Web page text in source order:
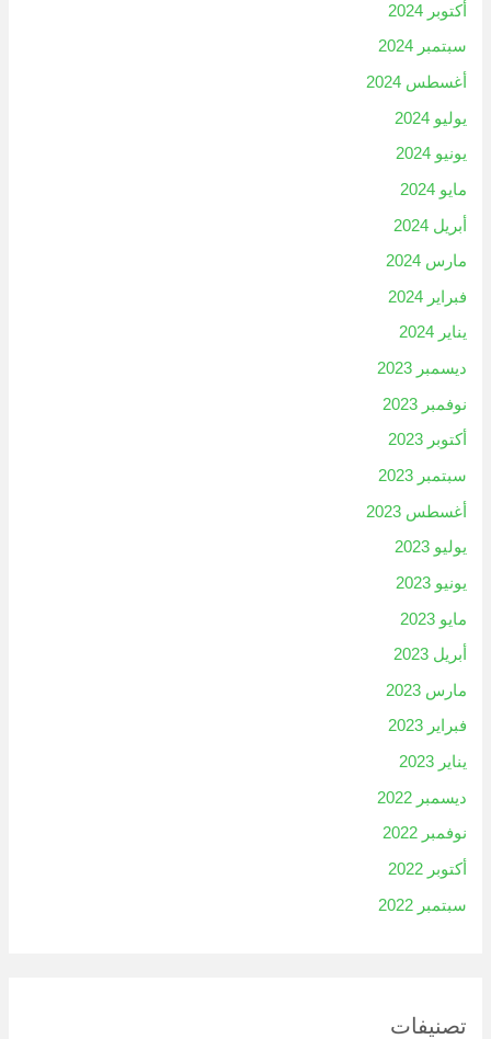
أكتوبر 2024
سبتمبر 2024
أغسطس 2024
يوليو 2024
يونيو 2024
مايو 2024
أبريل 2024
مارس 2024
فبراير 2024
يناير 2024
ديسمبر 2023
نوفمبر 2023
أكتوبر 2023
سبتمبر 2023
أغسطس 2023
يوليو 2023
يونيو 2023
مايو 2023
أبريل 2023
مارس 2023
فبراير 2023
يناير 2023
ديسمبر 2022
نوفمبر 2022
أكتوبر 2022
سبتمبر 2022
تصنيفات